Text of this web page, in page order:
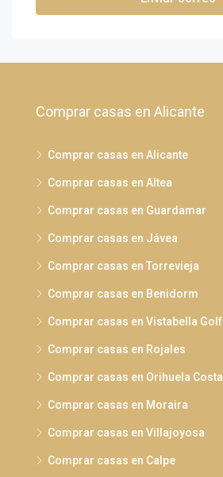
Comprar casas en Alicante
Comprar casas en Alicante
Comprar casas en Altea
Comprar casas en Guardamar
Comprar casas en Jávea
Comprar casas en Torrevieja
Comprar casas en Benidorm
Comprar casas en Vistabella Golf
Comprar casas en Rojales
Comprar casas en Orihuela Costa
Comprar casas en Moraira
Comprar casas en Villajoyosa
Comprar casas en Calpe